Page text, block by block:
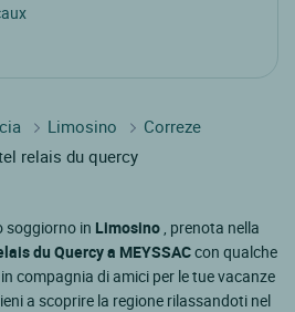
Limosino
Correze
relais du quercy
soggiorno in Limosino , prenota nella
du Quercy a MEYSSACcon qualche
compagnia di amici per le tue vacanze
a scoprire la regione rilassandoti nel